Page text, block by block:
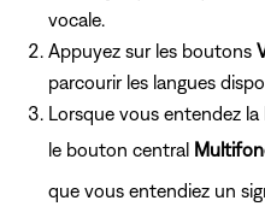
vocale.
Appuyez sur les boutons
parcourir les langues
Lorsque vous entendez la
le bouton central
que vous entendiez un